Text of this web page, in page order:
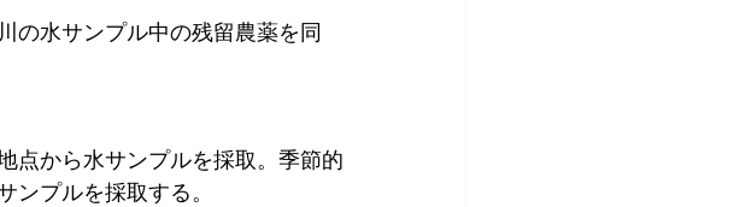
の水サンプル中の残留農薬を同
点から水サンプルを採取。季節的
プルを採取する。